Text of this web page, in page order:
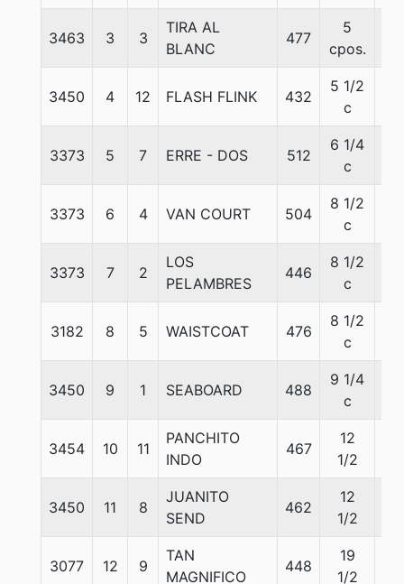
3463 3 3
TIRA AL
BLANC
477
5
cpos.
3450 4 12 FLASH FLINK 432
5 1/2
c
3373 5 7 ERRE - DOS 512
6 1/4
c
3373 6 4 VAN COURT 504
8 1/2
c
3373 7 2
LOS
PELAMBRES
446
8 1/2
c
3182 8 5 WAISTCOAT 476
8 1/2
c
3450 9 1 SEABOARD 488
9 1/4
c
3454 10 11
PANCHITO
INDO
467
12
1/2
3450 11 8
JUANITO
SEND
462
12
1/2
3077 12 9
TAN
MAGNIFICO
448
19
1/2